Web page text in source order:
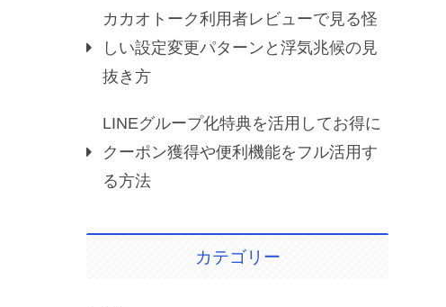
カカオトーク利用者レビューで見る怪
しい設定変更パターンと浮気兆候の見
抜き方
LINEグループ化特典を活用してお得に
クーポン獲得や便利機能をフル活用す
る方法
カテゴリー